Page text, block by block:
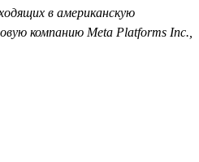
в американскую
компанию Meta Platforms Inc.,